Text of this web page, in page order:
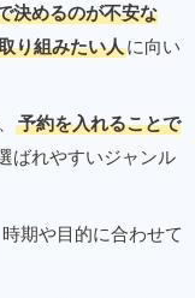
決めるのが不安な
り組みたい人に向い
予約を入れることで
ばれやすいジャンル
期や目的に合わせて